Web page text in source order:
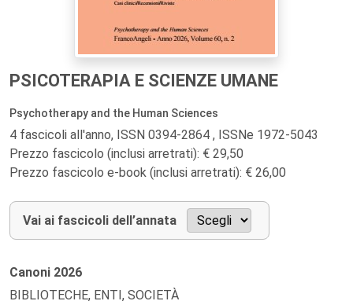
PSICOTERAPIA E SCIENZE UMANE
Psychotherapy and the Human Sciences
4 fascicoli all'anno, ISSN 0394-2864 , ISSNe 1972-5043
Prezzo fascicolo (inclusi arretrati): € 29,50
Prezzo fascicolo e-book (inclusi arretrati): € 26,00
Vai ai fascicoli dell’annata
Canoni 2026
BIBLIOTECHE, ENTI, SOCIETÀ